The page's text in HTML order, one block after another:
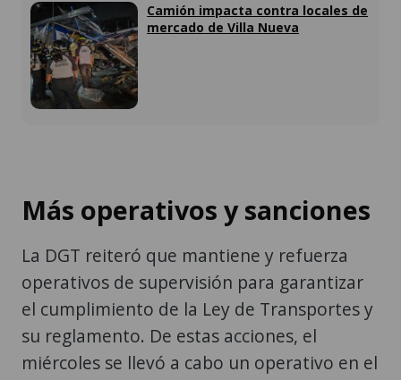
Camión impacta contra locales de
mercado de Villa Nueva
Más operativos y sanciones
La DGT reiteró que mantiene y refuerza
operativos de supervisión para garantizar
el cumplimiento de la Ley de Transportes y
su reglamento. De estas acciones, el
miércoles se llevó a cabo un operativo en el